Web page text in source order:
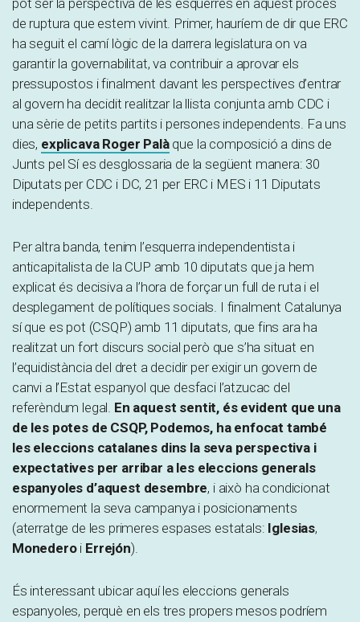
pot ser la perspectiva de les esquerres en aquest procés
de ruptura que estem vivint. Primer, hauríem de dir que ERC
ha seguit el camí lògic de la darrera legislatura on va
garantir la governabilitat, va contribuir a aprovar els
pressupostos i finalment davant les perspectives d’entrar
al govern ha decidit realitzar la llista conjunta amb CDC i
una sèrie de petits partits i persones independents. Fa uns
dies, explicava Roger Palàque la composició a dins de
Junts pel Sí es desglossaria de la següent manera: 30
Diputats per CDC i DC, 21 per ERC i MES i 11 Diputats
independents.
Per altra banda, tenim l’esquerra independentista i
anticapitalista de la CUP amb 10 diputats que ja hem
explicat és decisiva a l’hora de forçar un full de ruta i el
desplegament de polítiques socials. I finalment Catalunya
sí que es pot (CSQP) amb 11 diputats, que fins ara ha
realitzat un fort discurs social però que s’ha situat en
l’equidistància del dret a decidir per exigir un govern de
canvi a l’Estat espanyol que desfaci l’atzucac del
referèndum legal. En aquest sentit, és evident que una
de les potes de CSQP, Podemos, ha enfocat també
les eleccions catalanes dins la seva perspectiva i
expectatives per arribar a les eleccions generals
espanyoles d’aquest desembre, i això ha condicionat
enormement la seva campanya i posicionaments
(aterratge de les primeres espases estatals: Iglesias,
Monederoi Errejón).
És interessant ubicar aquí les eleccions generals
espanyoles, perquè en els tres propers mesos podríem